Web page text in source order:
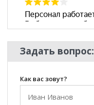
Задать вопрос:
Как вас зовут?